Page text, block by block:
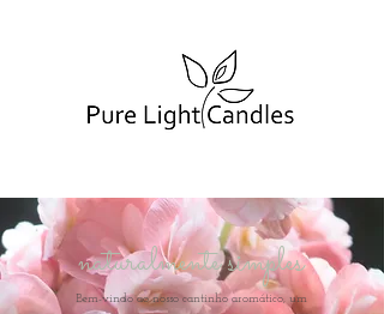
naturalmente simples
Bem-vindo ao nosso cantinho aromático, um